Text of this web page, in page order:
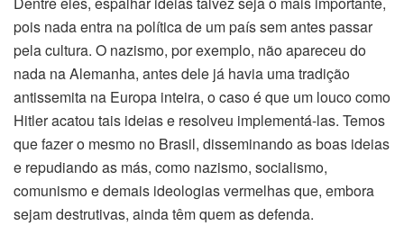
pois nada entra na política de um país sem antes passar
pela cultura. O nazismo, por exemplo, não apareceu do
nada na Alemanha, antes dele já havia uma tradição
antissemita na Europa inteira, o caso é que um louco como
Hitler acatou tais ideias e resolveu implementá-las. Temos
que fazer o mesmo no Brasil, disseminando as boas ideias
e repudiando as más, como nazismo, socialismo,
comunismo e demais ideologias vermelhas que, embora
sejam destrutivas, ainda têm quem as defenda.